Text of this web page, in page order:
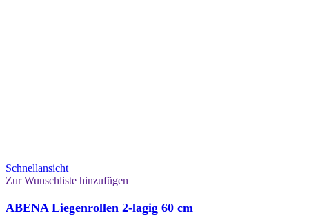
Schnellansicht
Zur Wunschliste hinzufügen
ABENA Liegenrollen 2-lagig 60 cm